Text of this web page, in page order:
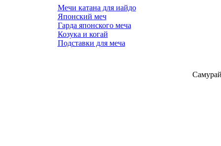
Мечи катана для иайдо
Японский меч
Гарда японского меча
Козука и когай
Подставки для меча